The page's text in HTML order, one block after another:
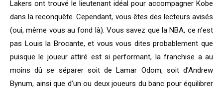
Lakers ont trouvé le lieutenant idéal pour accompagner Kobe
dans la reconquête. Cependant, vous êtes des lecteurs avisés
(oui, même vous au fond là). Vous savez que la NBA, ce n’est
pas Louis la Brocante, et vous vous dites probablement que
puisque le joueur attiré est si performant, la franchise a au
moins dû se séparer soit de Lamar Odom, soit d’Andrew
Bynum, ainsi que d’un ou deux joueurs du banc pour équilibrer